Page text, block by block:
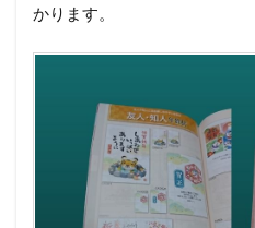
かります。